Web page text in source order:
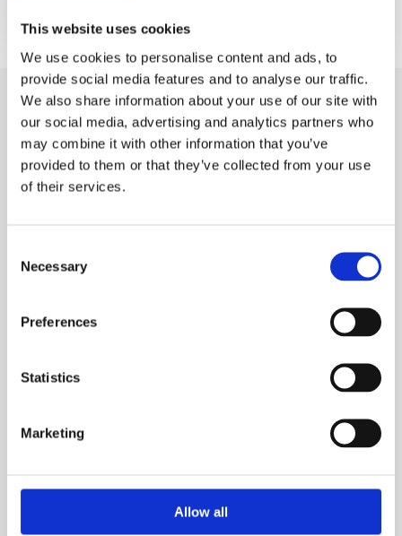
This website uses cookies
We use cookies to personalise content and ads, to
provide social media features and to analyse our traffic.
We also share information about your use of our site with
our social media, advertising and analytics partners who
may combine it with other information that you’ve
provided to them or that they’ve collected from your use
of their services.
Selection
Necessary
Preferences
Statistics
Marketing
Allow all
Produits similaires